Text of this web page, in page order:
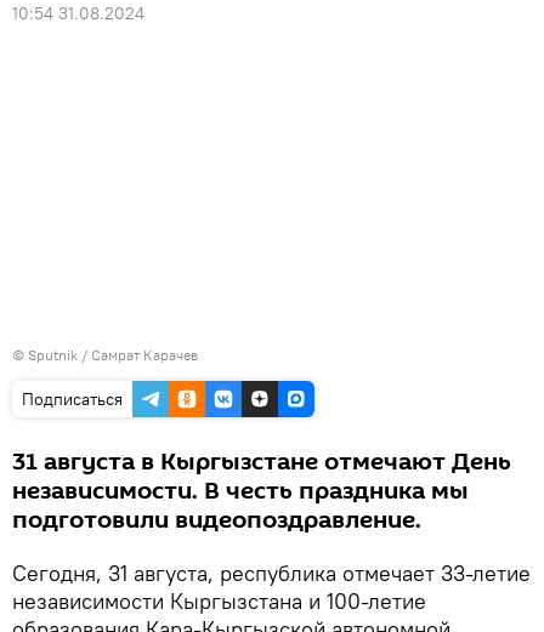
10:54 31.08.2024
© Sputnik / Самрат Карачев
Подписаться
31 августа в Кыргызстане отмечают День
независимости. В честь праздника мы
подготовили видеопоздравление.
Сегодня, 31 августа, республика отмечает 33-летие
независимости Кыргызстана и 100-летие